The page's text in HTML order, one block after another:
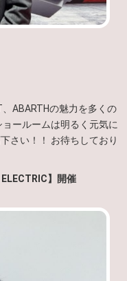
ABARTHの魅力を多くの
ールームは明るく元気に
さい！！ お待ちしており
】開催